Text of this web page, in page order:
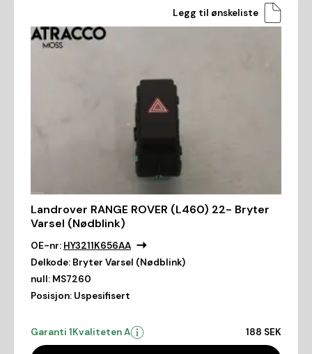
Legg til ønskeliste
Landrover RANGE ROVER (L460) 22- Bryter
Varsel (Nødblink)
OE-nr: HY3211K656AA
Delkode: Bryter Varsel (Nødblink)
null: MS7260
Posisjon: Uspesifisert
Garanti 1Kvaliteten A 188 SEK